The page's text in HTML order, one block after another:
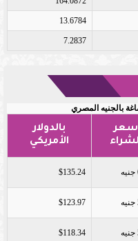
13.6784
7.2837
بالجنيه المصري
سعر
بالدولار
الأمريكي
$135.24
$123.97
$118.34